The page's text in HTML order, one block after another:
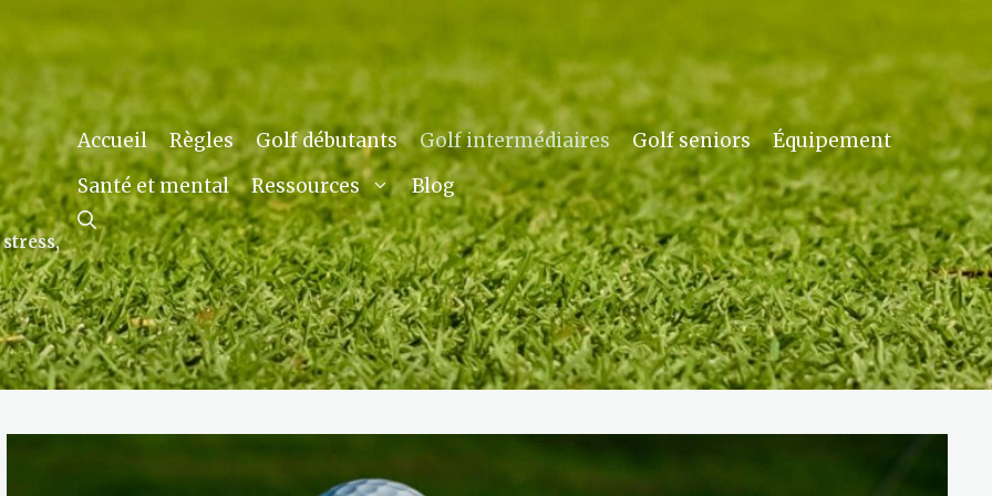
Accueil Règles Golf débutants Golf intermédiaires Golf seniors
Équipement
Santé et mental
Ressources Blog